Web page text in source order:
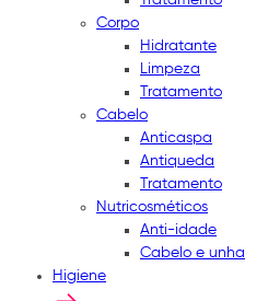
Corpo
Hidratante
Limpeza
Tratamento
Cabelo
Anticaspa
Antiqueda
Tratamento
Nutricosméticos
Anti-idade
Cabelo e unha
Higiene